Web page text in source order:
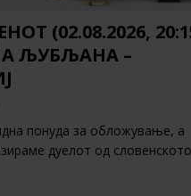
(02.08.2026,
ЉУБЉАНА –
понуда за обложување, а
дуелот од словенското